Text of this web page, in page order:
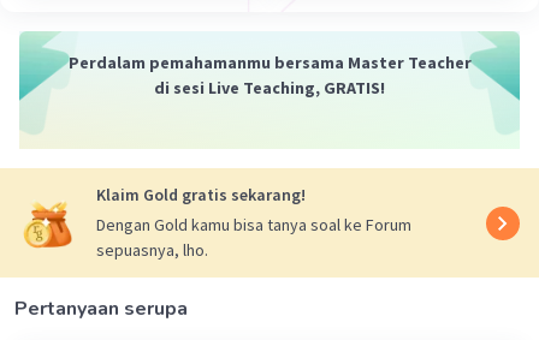
Perdalam pemahamanmu bersama Master Teacher
di sesi Live Teaching, GRATIS!
Klaim Gold gratis sekarang!
Dengan Gold kamu bisa tanya soal ke Forum
sepuasnya, lho.
Pertanyaan serupa